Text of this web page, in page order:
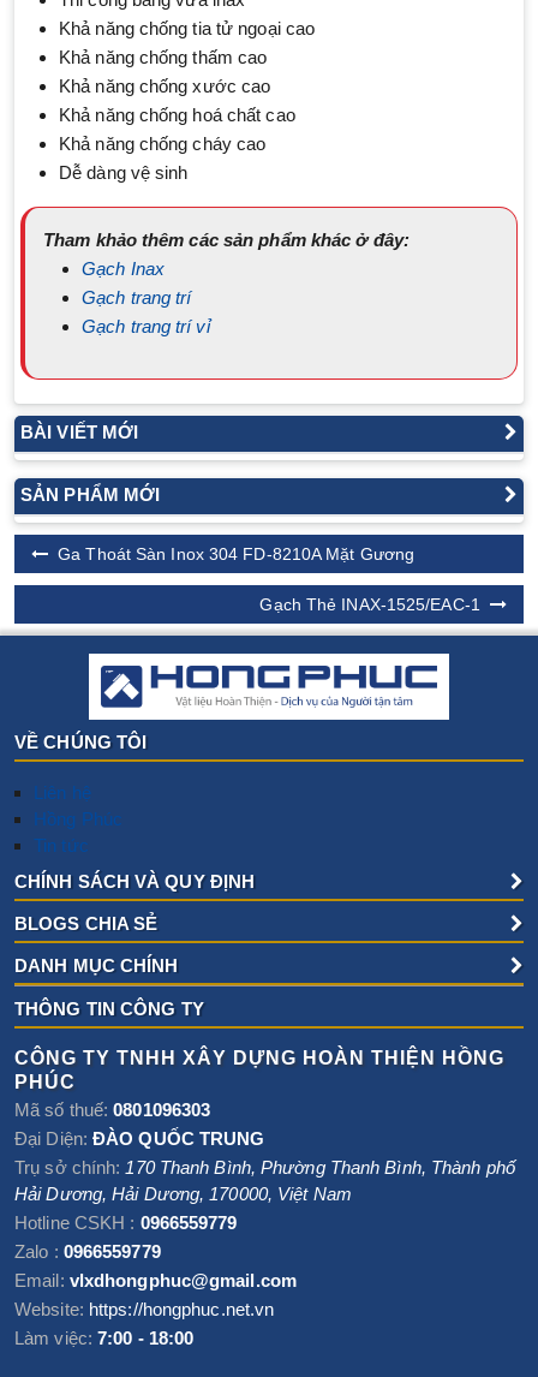
Khả năng chống tia tử ngoại cao
Khả năng chống thấm cao
Khả năng chống xước cao
Khả năng chống hoá chất cao
Khả năng chống cháy cao
Dễ dàng vệ sinh
Tham khảo thêm các sản phẩm khác ở đây:
Gạch Inax
Gạch trang trí
Gạch trang trí vỉ
BÀI VIẾT MỚI
SẢN PHẨM MỚI
Ga Thoát Sàn Inox 304 FD-8210A Mặt Gương
Gạch Thẻ INAX-1525/EAC-1
VỀ CHÚNG TÔI
Liên hệ
Hồng Phúc
Tin tức
CHÍNH SÁCH VÀ QUY ĐỊNH
BLOGS CHIA SẺ
DANH MỤC CHÍNH
THÔNG TIN CÔNG TY
CÔNG TY TNHH XÂY DỰNG HOÀN THIỆN HỒNG
PHÚC
Mã số thuế:0801096303
Đại Diện: ĐÀO QUỐC TRUNG
Trụ sở chính: 170 Thanh Bình, Phường Thanh Bình, Thành phố
Hải Dương,Hải Dương, 170000, Việt Nam
Hotline CSKH : 0966559779
Zalo : 0966559779
Email: vlxdhongphuc@gmail.com
Website: https://hongphuc.net.vn
Làm việc: 7:00 - 18:00